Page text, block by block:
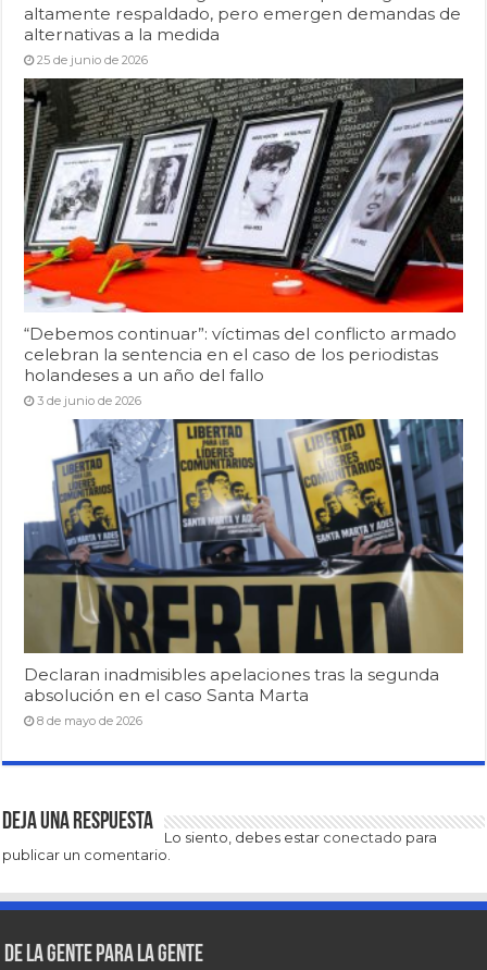
altamente respaldado, pero emergen demandas de
alternativas a la medida
25 de junio de 2026
“Debemos continuar”: víctimas del conflicto armado
celebran la sentencia en el caso de los periodistas
holandeses a un año del fallo
3 de junio de 2026
Declaran inadmisibles apelaciones tras la segunda
absolución en el caso Santa Marta
8 de mayo de 2026
Deja una respuesta
Lo siento, debes estar conectado para
publicar un comentario.
De la gente para la gente